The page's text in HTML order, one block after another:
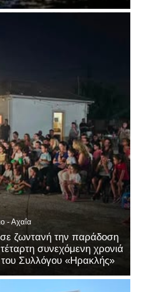
- Αχαΐα
ζωντανή την παράδοση
συνεχόμενη χρονιά
Συλλόγου «Ηρακλής»